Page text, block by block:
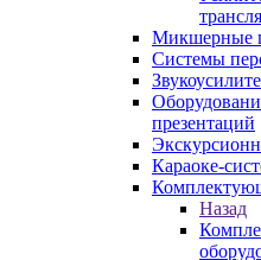
Микшерные
Системы
презентаций
Караоке-
Назад